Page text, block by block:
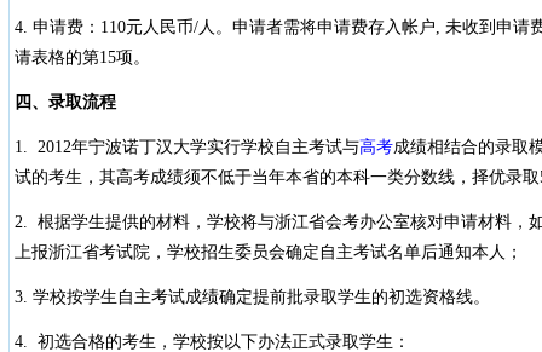
4. 申请费：110元人民币/人。申请者需将申请费存入帐户, 未收到申请
请表格的第15项。
四、录取流程
1. 2012年宁波诺丁汉大学实行学校自主考试与高考成绩相结合的录取
试的考生，其高考成绩须不低于当年本省的本科一类分数线，择优录取
2. 根据学生提供的材料，学校将与浙江省会考办公室核对申请材料，
上报浙江省考试院，学校招生委员会确定自主考试名单后通知本人；
3. 学校按学生自主考试成绩确定提前批录取学生的初选资格线。
4. 初选合格的考生，学校按以下办法正式录取学生：